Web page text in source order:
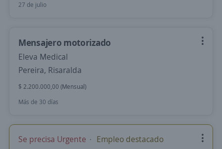
27 de julio
Mensajero motorizado
Eleva Medical
Pereira, Risaralda
$ 2.200.000,00 (Mensual)
Más de 30 días
Se precisa Urgente Empleo destacado